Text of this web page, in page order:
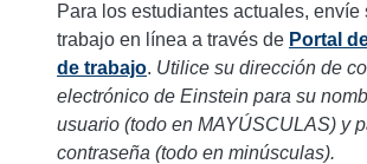
Para los estudiantes actuales, envíe
trabajo en línea a través de Portal
de trabajo. Utilice su dirección de
electrónico de Einstein para su
usuario (todo en MAYÚSCULAS) y
contraseña (todo en minúsculas).